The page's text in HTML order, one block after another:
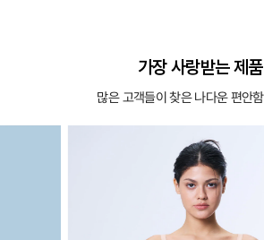
가장 사랑받는 제품
많은 고객들이 찾은 나다운 편안